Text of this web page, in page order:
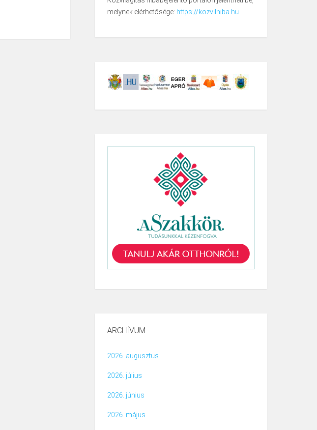
melynek elérhetősége: https://kozvilhiba.hu
ARCHÍVUM
2026. augusztus
2026. július
2026. június
2026. május